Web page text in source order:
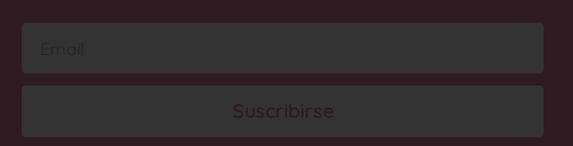
Suscribirse